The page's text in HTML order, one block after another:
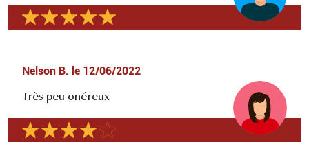
Nelson B. le 12/06/2022
Très peu onéreux